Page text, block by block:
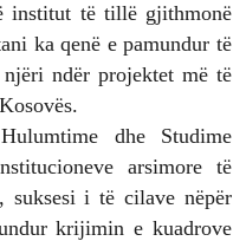
institut të tillë gjithmonë
ka qenë e pamundur të
ndër projektet më të
dhe Studime
arsimore të
suksesi i të cilave nëpër
krijimin e kuadrove